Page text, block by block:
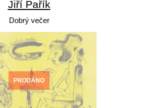
Jiří Pařík
Dobrý večer
PRODÁNO